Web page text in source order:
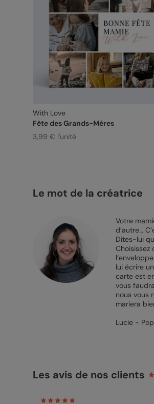
With Love
Fête des Grands-Mères
3,99 € l'unité
Le mot de la créatrice
Votre
d’autre…
Dites-lui
Choisissez
lui écrire
carte est
vous
nous vous
mariera
Lucie -
Les avis de nos clients